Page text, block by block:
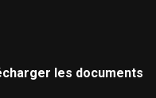
les documents